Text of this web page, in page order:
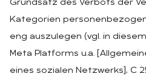
Grundsatz des Verbots der
Kategorien
eng auszulegen (vgl. in
Meta Platforms u.a.
eines sozialen Netzwerks], C